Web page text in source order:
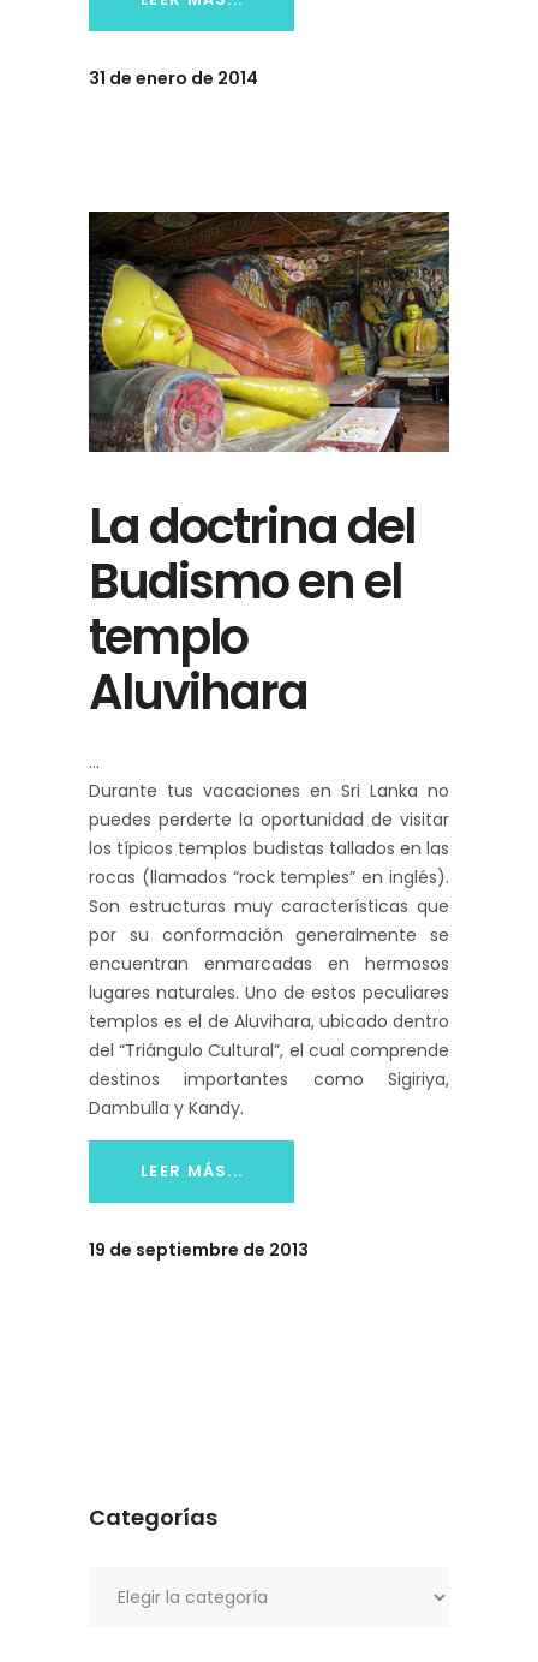
31 de enero de 2014
La doctrina del
Budismo en el
templo
Aluvihara
Durante tus vacaciones en Sri Lanka no
puedes perderte la oportunidad de visitar
los típicos templos budistas tallados en las
rocas (llamados “rock temples” en inglés).
Son estructuras muy características que
por su conformación generalmente se
encuentran enmarcadas en hermosos
lugares naturales. Uno de estos peculiares
templos es el de Aluvihara, ubicado dentro
del “Triángulo Cultural”, el cual comprende
destinos importantes como Sigiriya,
Dambulla y Kandy.
LEER MÁS...
19 de septiembre de 2013
Categorías